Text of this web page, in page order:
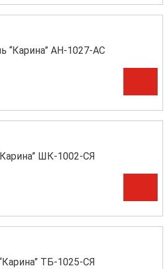
“Карина” АН-1027-АС
ШК-1002-СЯ
ТБ-1025-СЯ